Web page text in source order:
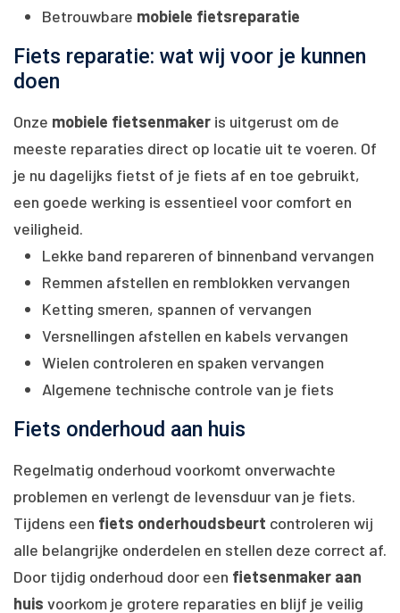
Betrouwbare mobiele fietsreparatie
Fiets reparatie: wat wij voor je kunnen
doen
Onze mobiele fietsenmaker is uitgerust om de
meeste reparaties direct op locatie uit te voeren. Of
je nu dagelijks fietst of je fiets af en toe gebruikt,
een goede werking is essentieel voor comfort en
veiligheid.
Lekke band repareren of binnenband vervangen
Remmen afstellen en remblokken vervangen
Ketting smeren, spannen of vervangen
Versnellingen afstellen en kabels vervangen
Wielen controleren en spaken vervangen
Algemene technische controle van je fiets
Fiets onderhoud aan huis
Regelmatig onderhoud voorkomt onverwachte
problemen en verlengt de levensduur van je fiets.
Tijdens een fiets onderhoudsbeurt controleren wij
alle belangrijke onderdelen en stellen deze correct af.
Door tijdig onderhoud door een fietsenmaker aan
huis voorkom je grotere reparaties en blijf je veilig